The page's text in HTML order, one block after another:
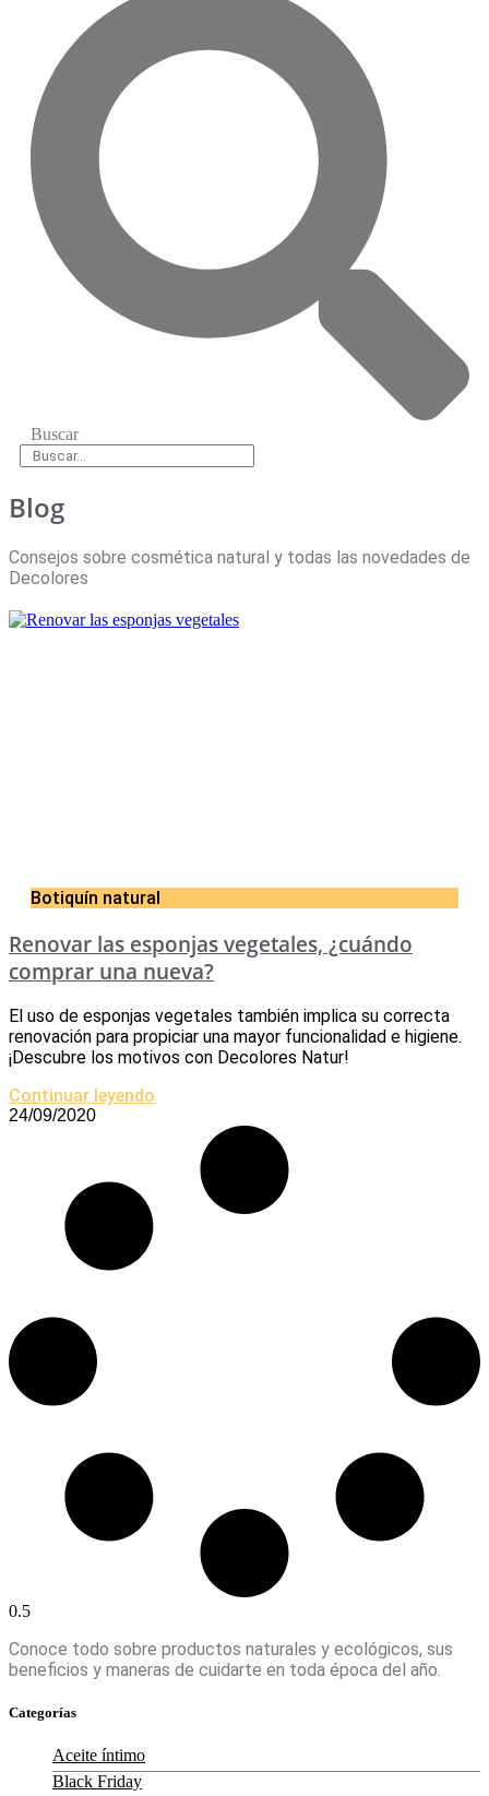
Buscar
Blog
Consejos sobre cosmética natural y todas las novedades de
Decolores
Botiquín natural
Renovar las esponjas vegetales, ¿cuándo
comprar una nueva?
El uso de esponjas vegetales también implica su correcta
renovación para propiciar una mayor funcionalidad e higiene.
¡Descubre los motivos con Decolores Natur!
Continuar leyendo
24/09/2020
Conoce todo sobre productos naturales y ecológicos, sus
beneficios y maneras de cuidarte en toda época del año.
Categorías
Aceite íntimo
Black Friday